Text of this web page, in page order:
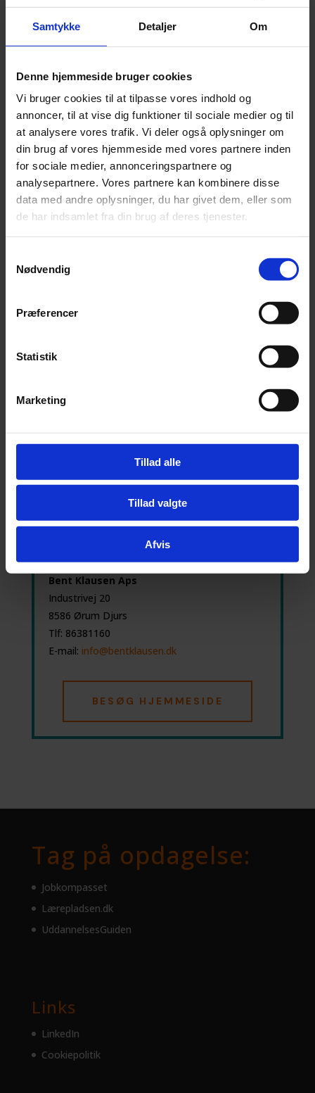
Samtykke Detaljer Om
Denne hjemmeside bruger cookies
Vi bruger cookies til at tilpasse vores indhold og
annoncer, til at vise dig funktioner til sociale medier og til
at analysere vores trafik. Vi deler også oplysninger om
din brug af vores hjemmeside med vores partnere inden
for sociale medier, annonceringspartnere og
analysepartnere. Vores partnere kan kombinere disse
data med andre oplysninger, du har givet dem, eller som
de har indsamlet fra din brug af deres tjenester.
Nødvendig
Præferencer
Statistik
Marketing
Tillad alle
Tillad valgte
Afvis
andet:
Phillip som du så i filmen er her i lære som murer hos
Bent Klausen Aps.
Kontakt os gerne, vi tager imod:
Lærlinge
Praktikanter
Murerfirma
Bent Klausen Aps
Industrivej 20
8586 Ørum Djurs
Tlf: 86381160
E-mail: info@bentklausen.dk
BESØG HJEMMESIDE
Tag på opdagelse:
Jobkompasset
Lærepladsen.dk
UddannelsesGuiden
Links
LinkedIn
Cookiepolitik